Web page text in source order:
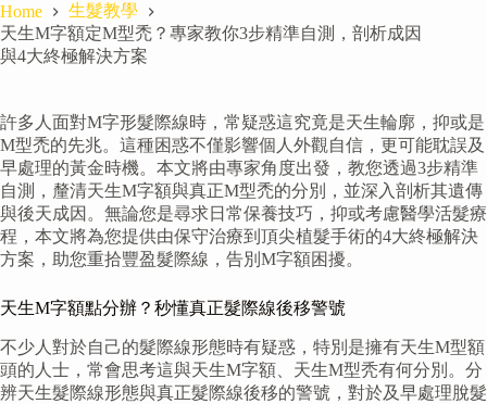
Home
生髮教學
天生M字額定M型禿？專家教你3步精準自測，剖析成因
與4大終極解決方案
許多人面對M字形髮際線時，常疑惑這究竟是天生輪廓，抑或是
M型禿的先兆。這種困惑不僅影響個人外觀自信，更可能耽誤及
早處理的黃金時機。本文將由專家角度出發，教您透過3步精準
自測，釐清天生M字額與真正M型禿的分別，並深入剖析其遺傳
與後天成因。無論您是尋求日常保養技巧，抑或考慮醫學活髮療
程，本文將為您提供由保守治療到頂尖植髮手術的4大終極解決
方案，助您重拾豐盈髮際線，告別M字額困擾。
天生M字額點分辦？秒懂真正髮際線後移警號
不少人對於自己的髮際線形態時有疑惑，特別是擁有天生M型額
頭的人士，常會思考這與天生M字額、天生M型秃有何分別。分
辨天生髮際線形態與真正髮際線後移的警號，對於及早處理脫髮